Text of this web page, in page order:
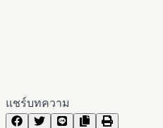
แชร์บทความ